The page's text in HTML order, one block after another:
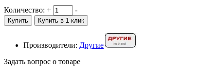
Количество: + -
Купить Купить в 1 клик
Производители: Другие
Задать вопрос о товаре